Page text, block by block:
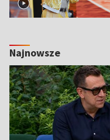
Najnowsze